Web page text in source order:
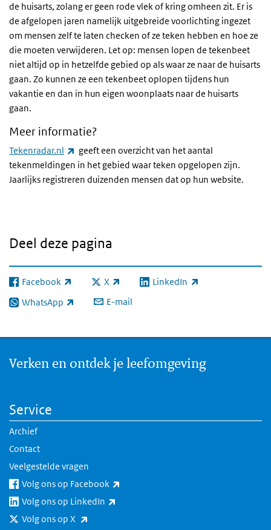
de huisarts, zolang er geen rode vlek of kring omheen zit. Er is
de afgelopen jaren namelijk uitgebreide voorlichting ingezet
om mensen zelf te laten checken of ze teken hebben en hoe ze
die moeten verwijderen. Let op: mensen lopen de tekenbeet
niet altijd op in hetzelfde gebied op als waar ze naar de huisarts
gaan. Zo kunnen ze een tekenbeet oplopen tijdens hun
vakantie en dan in hun eigen woonplaats naar de huisarts
gaan.
Meer informatie?
Tekenradar.nl (externe link)
geeft een overzicht van het aantal
tekenmeldingen in het gebied waar teken opgelopen zijn.
Jaarlijks registreren duizenden mensen dat op hun website.
Deel deze pagina
Facebook
(externe link) X
(externe link) LinkedIn
(externe link)
WhatsApp
(externe link) E-mail
Verken en ontdek je leefomgeving
Service
Archief
Contact
Veelgestelde vragen
Volg ons op Facebook
Volg ons op LinkedIn
Volg ons op X